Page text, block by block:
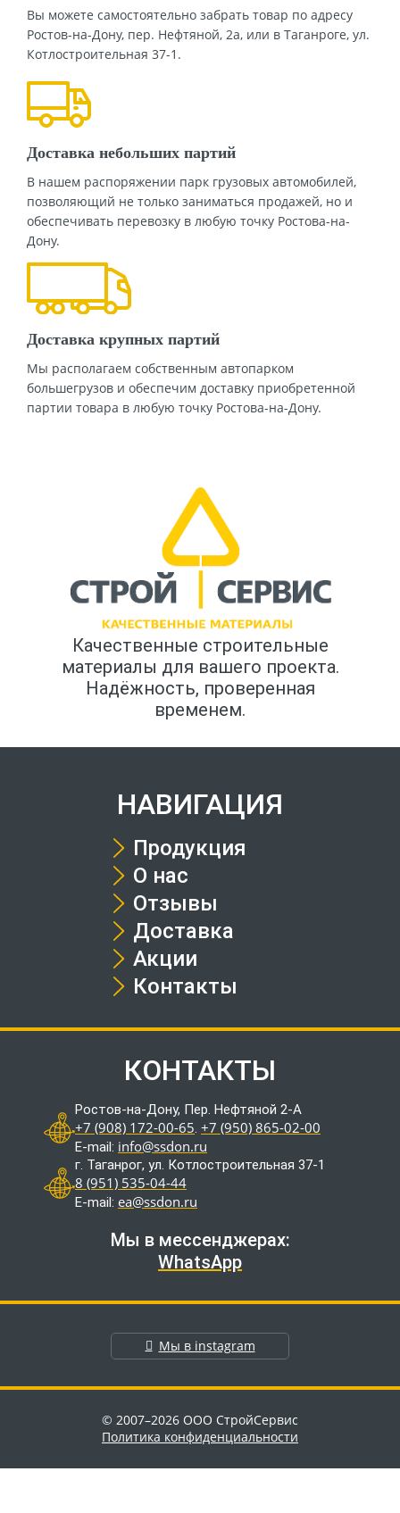
Вы можете самостоятельно забрать товар по адресу
Ростов-на-Дону, пер. Нефтяной, 2а, или в Таганроге, ул.
Котлостроительная 37-1.
Доставка небольших партий
В нашем распоряжении парк грузовых автомобилей,
позволяющий не только заниматься продажей, но и
обеспечивать перевозку в любую точку Ростова-на-
Дону.
Доставка крупных партий
Мы располагаем собственным автопарком
большегрузов и обеспечим доставку приобретенной
партии товара в любую точку Ростова-на-Дону.
Качественные строительные
материалы для вашего проекта.
Надёжность, проверенная
временем.
НАВИГАЦИЯ
Продукция
О нас
Отзывы
Доставка
Акции
Контакты
КОНТАКТЫ
Ростов-на-Дону, Пер. Нефтяной 2-А
+7 (908) 172-00-65. +7 (950) 865-02-00
E-mail: info@ssdon.ru
г. Таганрог, ул. Котлостроительная 37-1
8 (951) 535-04-44
E-mail: ea@ssdon.ru
Мы в мессенджерах:
WhatsApp
Мы в instagram
© 2007–2026 ООО СтройСервис
Политика конфиденциальности